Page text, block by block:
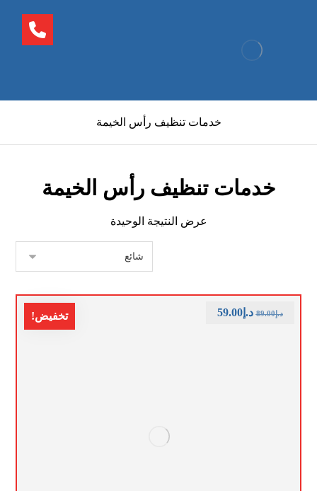
خدمات تنظيف رأس الخيمة
خدمات تنظيف رأس الخيمة
عرض النتيجة الوحيدة
تخفيض! د.إ89.00 د.إ59.00